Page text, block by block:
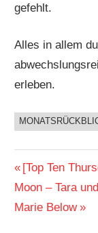
gefehlt.
Alles in allem
erleben.
BUCHIGES
Vorheriger
Beitrag:
[Top Ten
Nächster
Beitrag:
Moon – Tara
Marie Below